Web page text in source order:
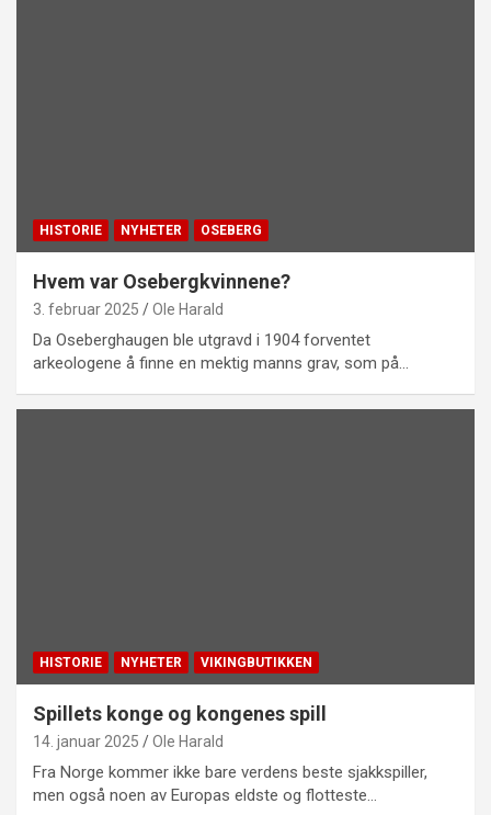
HISTORIE NYHETER OSEBERG
Hvem var Osebergkvinnene?
3. februar 2025 Ole Harald
Da Oseberghaugen ble utgravd i 1904 forventet
arkeologene å finne en mektig manns grav, som på…
HISTORIE NYHETER VIKINGBUTIKKEN
Spillets konge og kongenes spill
14. januar 2025 Ole Harald
Fra Norge kommer ikke bare verdens beste sjakkspiller,
men også noen av Europas eldste og flotteste…